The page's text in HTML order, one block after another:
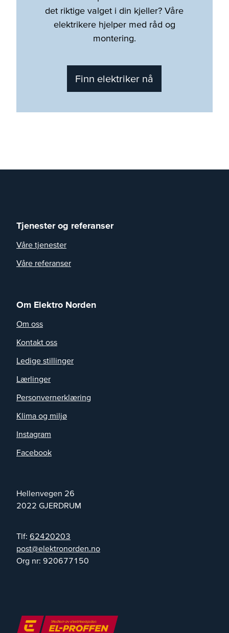
det riktige valget i din kjeller? Våre
elektrikere hjelper med råd og
montering.
Finn elektriker nå
Hellenvegen 26
2022 GJERDRUM
Tlf: 62420203
on.nedronortkele@tsop
Org nr: 920677150
Tjenester og referanser
Våre tjenester
Våre referanser
Om Elektro Norden
Om oss
Kontakt oss
Ledige stillinger
Lærlinger
Personvernerklæring
Klima og miljø
Instagram
Facebook